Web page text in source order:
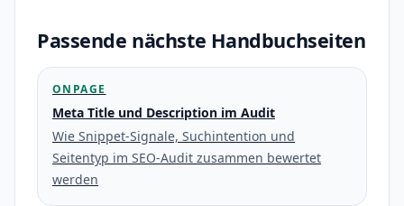
Passende nächste Handbuchseiten
ONPAGE
Meta Title und Description im Audit
Wie Snippet-Signale, Suchintention und
Seitentyp im SEO-Audit zusammen bewertet
werden